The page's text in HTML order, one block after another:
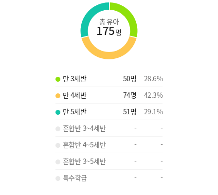
총 유아
175명
만 3세반 50명 28.6%
만 4세반
74명 42.3%
만 5세반
51명 29.1%
혼합반 3~4세반
-
-
혼합반 4~5세반
-
-
혼합반 3~5세반
-
-
특수학급
- -